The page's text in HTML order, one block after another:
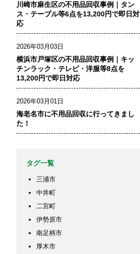
川崎市麻生区の不用品回収事例｜タン
ス・テーブル等6点を13,200円で即日対
応
2026年03月03日
横浜市戸塚区の不用品回収事例｜キッ
チンラック・テレビ・洋服等8点を
13,200円で即日対応
2026年03月01日
海老名市に不用品回収に行ってきまし
た！
タグ一覧
三浦市
中井町
二宮町
伊勢原市
南足柄市
厚木市